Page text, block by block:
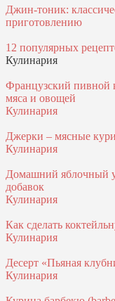
Джин-тоник:
приготовлению
12 популярных
Кулинария
Французский пивной
мяса и овощей
Кулинария
Джерки – мясные
Кулинария
Домашний яблочный
добавок
Кулинария
Как сделать
Кулинария
Десерт «Пьяная
Кулинария